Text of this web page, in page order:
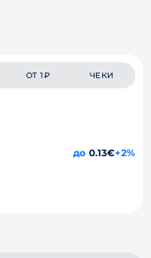
ОТ 1₽ ЧЕКИ
до 0.13€+2%